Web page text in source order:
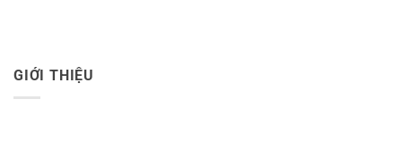
GIỚI THIỆU